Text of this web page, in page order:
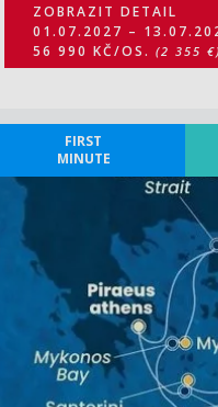
ZOBRAZIT DETAIL
01.07.2027 –
56 990 KČ/OS. (2 355 €)
FIRST
MINUTE
(1 670 €)